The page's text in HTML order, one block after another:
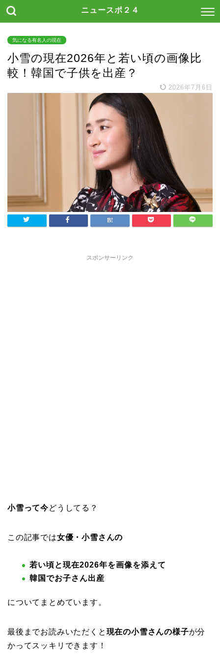
ニュースポ２４
気になる有名人の現在
小雪の現在2026年と若い頃の画像比
較！韓国で子供を出産？
2026年7月6日
スポンサーリンク
小雪って今どうしてる？
この記事では女優・小雪さんの
若い頃と現在2026年を画像を添えて
韓国でお子さん出産
についてまとめています。
最後までお読みいただくと 現在の小雪さんの様子が分
かってスッキリできます！